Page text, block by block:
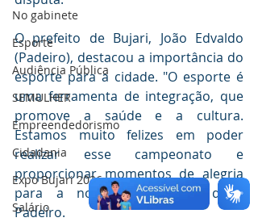
No gabinete
Esporte
Audiência Pública
SEMULHER
Empreendedorismo
Cidadania
Expo Bujari 2026
Salário
O prefeito de Bujari, João Edvaldo
(Padeiro), destacou a importância do
esporte para a cidade. "O esporte é
uma ferramenta de integração, que
promove a saúde e a cultura.
Estamos muito felizes em poder
realizar esse campeonato e
proporcionar momentos de alegria
para a nossa população", disse
Padeiro.